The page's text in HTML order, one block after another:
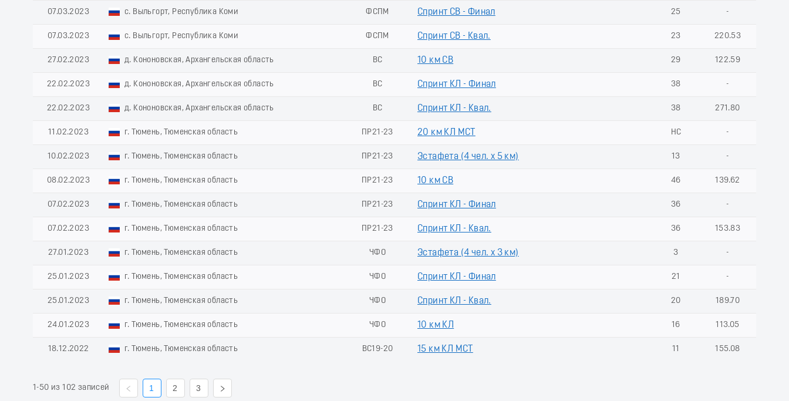
07.03.2023 с. Выльгорт, Республика Коми ФСПМ Спринт СВ - Финал 25 -
07.03.2023 с. Выльгорт, Республика Коми ФСПМ Спринт СВ - Квал. 23 220.53
27.02.2023 д. Кононовская, Архангельская область ВС 10 км СВ 29 122.59
22.02.2023 д. Кононовская, Архангельская область ВС Спринт КЛ - Финал 38 -
22.02.2023 д. Кононовская, Архангельская область ВС Спринт КЛ - Квал. 38 271.80
11.02.2023 г. Тюмень, Тюменская область ПР21-23 20 км КЛ МСТ НС -
10.02.2023 г. Тюмень, Тюменская область ПР21-23 Эстафета (4 чел. х 5 км) 13 -
08.02.2023 г. Тюмень, Тюменская область ПР21-23 10 км СВ 46 139.62
07.02.2023 г. Тюмень, Тюменская область ПР21-23 Спринт КЛ - Финал 36 -
07.02.2023 г. Тюмень, Тюменская область ПР21-23 Спринт КЛ - Квал. 36 153.83
27.01.2023 г. Тюмень, Тюменская область ЧФО Эстафета (4 чел. х 3 км) 3 -
25.01.2023 г. Тюмень, Тюменская область ЧФО Спринт КЛ - Финал 21 -
25.01.2023 г. Тюмень, Тюменская область ЧФО Спринт КЛ - Квал. 20 189.70
24.01.2023 г. Тюмень, Тюменская область ЧФО 10 км КЛ 16 113.05
18.12.2022 г. Тюмень, Тюменская область ВС19-20 15 км КЛ МСТ 11 155.08
1-50 из 102 записей 1 2 3